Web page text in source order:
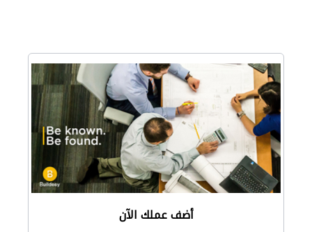
أضف عملك الآن